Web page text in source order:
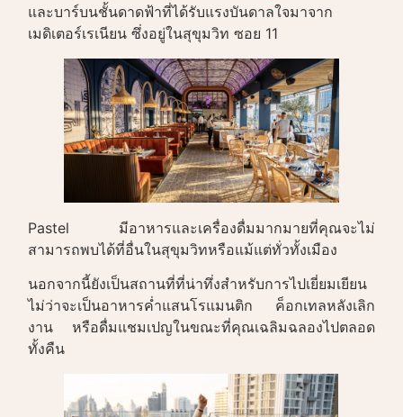
และบาร์บนชั้นดาดฟ้าที่ได้รับแรงบันดาลใจมาจาก
เมดิเตอร์เรเนียน ซึ่งอยู่ในสุขุมวิท ซอย 11
Pastel มีอาหารและเครื่องดื่มมากมายที่คุณจะไม่
สามารถพบได้ที่อื่นในสุขุมวิทหรือแม้แต่ทั่วทั้งเมือง
นอกจากนี้ยังเป็นสถานที่ที่น่าทึ่งสำหรับการไปเยี่ยมเยียน
ไม่ว่าจะเป็นอาหารค่ำแสนโรแมนติก ค็อกเทลหลังเลิก
งาน หรือดื่มแชมเปญในขณะที่คุณเฉลิมฉลองไปตลอด
ทั้งคืน